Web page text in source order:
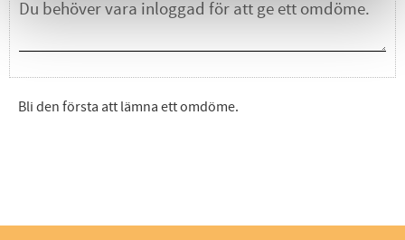
Bli den första att lämna ett omdöme.